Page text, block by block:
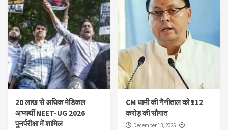
20 लाख से अधिक मेडिकल
अभ्यर्थी NEET-UG 2026
पुनर्परीक्षा में शामिल
CM धामी की नैनीताल को ₹112
करोड़ की सौगात
December 13, 2025